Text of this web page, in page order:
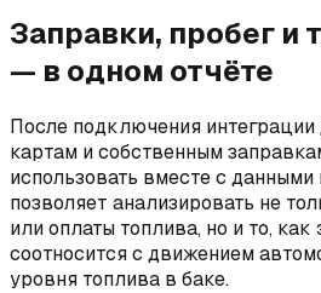
Заправки, пробег и
— в одном отчёте
После подключения
картам и собственным
использовать вместе с данными
позволяет анализировать не
или оплаты топлива, но и то, как
соотносится с движением
уровня топлива в баке.